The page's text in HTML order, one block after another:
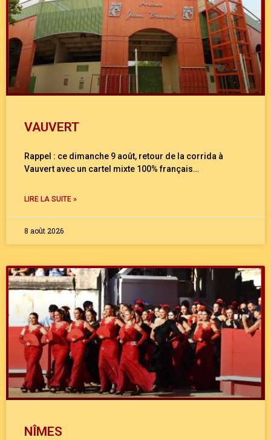
VAUVERT
Rappel : ce dimanche 9 août, retour de la corrida à
Vauvert avec un cartel mixte 100% français…
LIRE LA SUITE »
8 août 2026
NÎMES